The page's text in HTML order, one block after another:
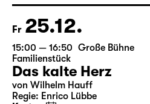
Deutsch von Peter Krumme
Regie: Markus Bothe
18:45 + 19:00 Einführung im
Fr 15.01.